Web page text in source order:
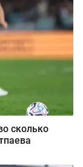
сколько